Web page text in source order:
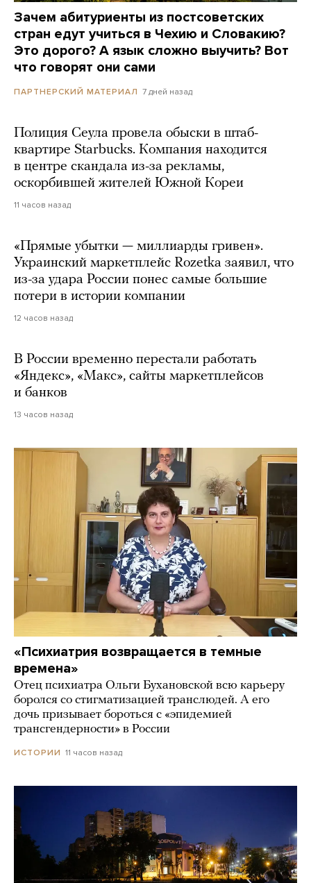
Зачем абитуриенты из постсоветских
стран едут учиться в Чехию и Словакию?
Это дорого? А язык сложно выучить? Вот
что говорят они сами
ПАРТНЕРСКИЙ МАТЕРИАЛ 7 дней назад
Полиция Сеула провела обыски в штаб-
квартире Starbucks. Компания находится
в центре скандала из-за рекламы,
оскорбившей жителей Южной Кореи
11 часов назад
«Прямые убытки — миллиарды гривен».
Украинский маркетплейс Rozetka заявил, что
из-за удара России понес самые большие
потери в истории компании
12 часов назад
В России временно перестали работать
«Яндекс», «Макс», сайты маркетплейсов
и банков
13 часов назад
«Психиатрия возвращается в темные
времена»
Отец психиатра Ольги Бухановской всю карьеру
боролся со стигматизацией транслюдей. А его
дочь призывает бороться с «эпидемией
трансгендерности» в России
ИСТОРИИ 11 часов назад